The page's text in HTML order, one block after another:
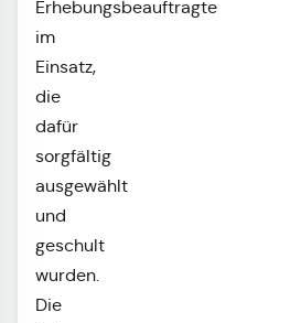
Erhebungsbeauftragte
im
Einsatz,
die
dafür
sorgfältig
ausgewählt
und
geschult
wurden.
Die